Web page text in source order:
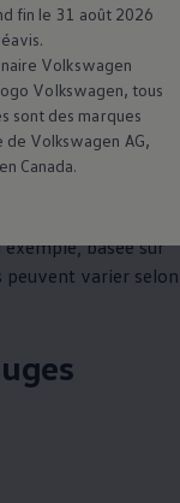
à
basée sur
peuvent varier selon
fin le 31 août 2026
Volkswagen
Volkswagen, tous
sont des marques
de Volkswagen AG,
Canada.